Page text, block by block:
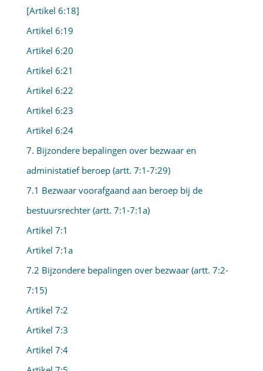
[Artikel 6:18]
Artikel 6:19
Artikel 6:20
Artikel 6:21
Artikel 6:22
Artikel 6:23
Artikel 6:24
7. Bijzondere bepalingen over bezwaar en
administatief beroep (artt. 7:1-7:29)
7.1 Bezwaar voorafgaand aan beroep bij de
bestuursrechter (artt. 7:1-7:1a)
Artikel 7:1
Artikel 7:1a
7.2 Bijzondere bepalingen over bezwaar (artt. 7:2-
7:15)
Artikel 7:2
Artikel 7:3
Artikel 7:4